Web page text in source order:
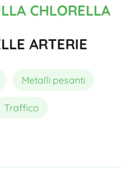
CHLORELLA
ARTERIE
Metalli pesanti
Traffico